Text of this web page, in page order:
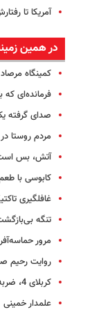
آمریکا تا
در همین
کمینگاه مرصاد
فرمانده‌ای که
صدای‌ گرفته
مردم روستا در
آتش، بس
کابوسی با
غافلگیری
تنگه
مرور
روایت رحیم
کربلای 4، ضربه به خط تدافعی دشمن
علمدار خمینی